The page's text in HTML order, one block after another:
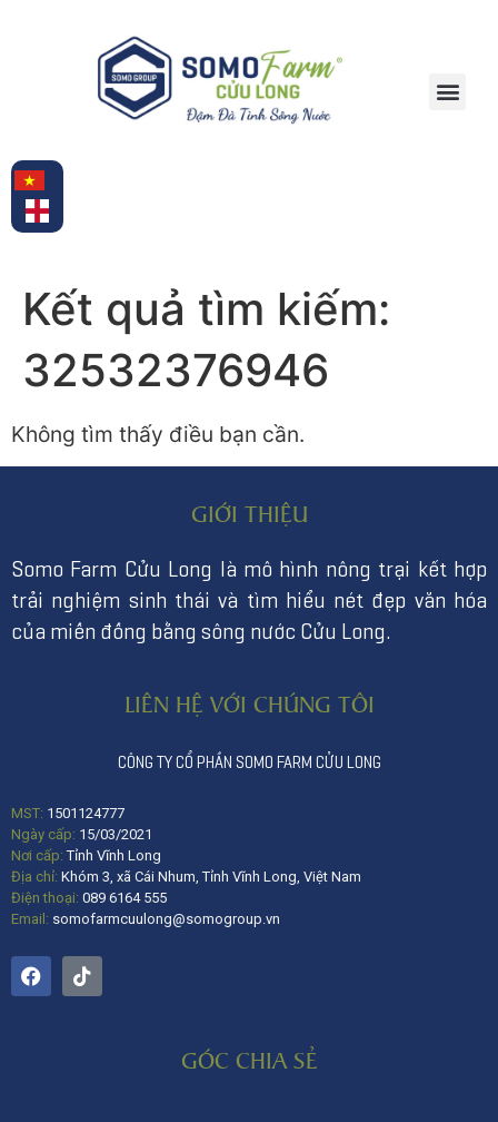
Kết quả tìm kiếm:
32532376946
Không tìm thấy điều bạn cần.
GIỚI THIỆU
Somo Farm Cửu Long là mô hình nông trại kết hợp
trải nghiệm sinh thái và tìm hiểu nét đẹp văn hóa
của miền đồng bằng sông nước Cửu Long.
LIÊN HỆ VỚI CHÚNG TÔI
CÔNG TY CỔ PHẦN SOMO FARM CỬU LONG
MST: 1501124777
Ngày cấp: 15/03/2021
Nơi cấp:Tỉnh Vĩnh Long
Địa chỉ: Khóm 3, xã Cái Nhum, Tỉnh Vĩnh Long, Việt Nam
Điện thoại: 089 6164 555
Email: somofarmcuulong@somogroup.vn
GÓC CHIA SẺ